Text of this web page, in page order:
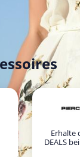
Erhalte
DEALS